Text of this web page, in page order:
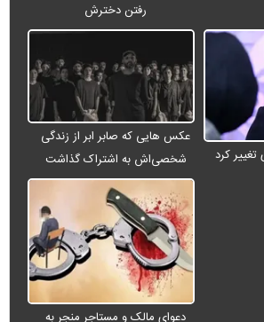
رفتن دخترش
کرد
عکس هایی که صابر ابر از زندگی
شخصی‌اش به اشتراک گذاشت
دعوای مالک و مستاجر منجر به